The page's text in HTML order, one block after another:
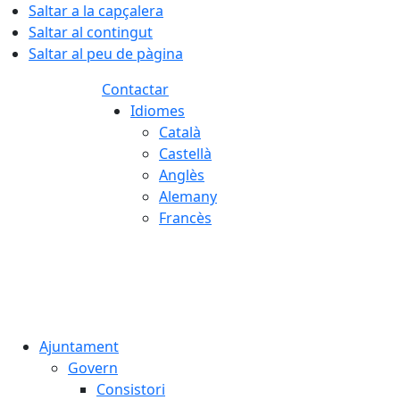
Saltar a la capçalera
Saltar al contingut
Saltar al peu de pàgina
Contactar
Idiomes
Català
Castellà
Anglès
Alemany
Francès
Ajuntament
Govern
Consistori